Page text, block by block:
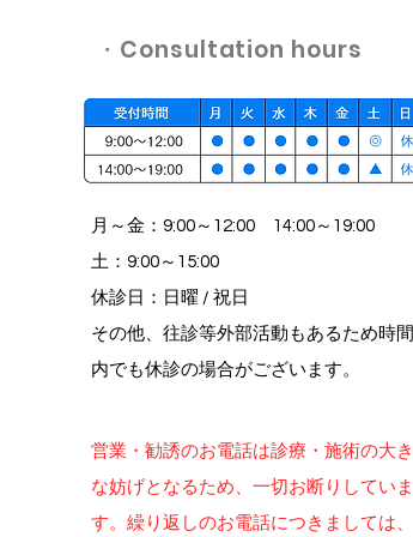
​・Consultation hours
月～金：9:00～12:00 14:00～19:00
土：9:00～15:00
​休診日：日曜 / 祝日
その他、往診等外部活動もあるため時間
内でも休診の場合がございます。
営業・勧誘のお電話は診療・施術の大き
な妨げとなるため、一切お断りしていま
す。繰り返しの​お電話につきましては、